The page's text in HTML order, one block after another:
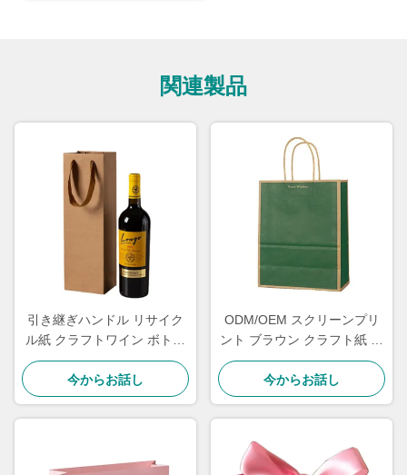
関連製品
引き継ぎハンドル リサイク
ル紙 クラフトワイン ボトル
バッグ コーティング 紙 マッ
ト ラミネーション
今からお話し
ODM/OEM スクリーンプリ
ント ブラウン クラフト紙 ポ
ッチ バッグ ギフト バッグ 卸
売
今からお話し